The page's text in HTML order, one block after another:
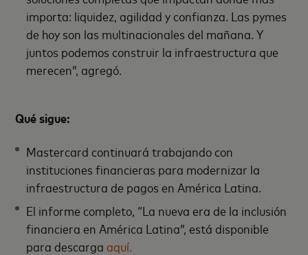
importa: liquidez, agilidad y confianza. Las pymes
de hoy son las multinacionales del mañana. Y
juntos podemos construir la infraestructura que
merecen”, agregó.
Qué sigue:
Mastercard continuará trabajando con
instituciones financieras para modernizar la
infraestructura de pagos en América Latina.
El informe completo, “La nueva era de la inclusión
financiera en América Latina”, está disponible
para descargaaquí.